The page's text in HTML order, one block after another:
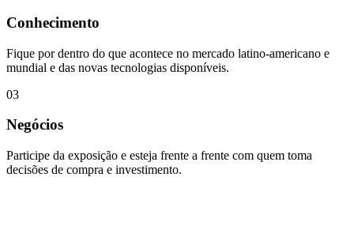
Conhecimento
Fique por dentro do que acontece no mercado latino-americano e
mundial e das novas tecnologias disponíveis.
03
Negócios
Participe da exposição e esteja frente a frente com quem toma
decisões de compra e investimento.